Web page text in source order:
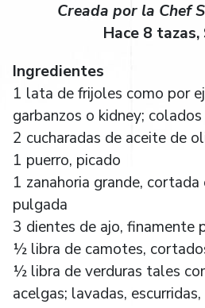
Creada por la Chef
Hace 8 tazas,
Ingredientes
1 lata de frijoles como por
garbanzos o kidney; colados
2 cucharadas de aceite de
1 puerro, picado
1 zanahoria grande,
pulgada
3 dientes de ajo, finamente
½ libra de camotes,
½ libra de verduras tales
acelgas; lavadas,